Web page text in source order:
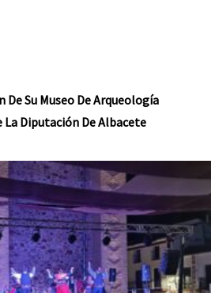
De Su Museo De Arqueología
Diputación De Albacete